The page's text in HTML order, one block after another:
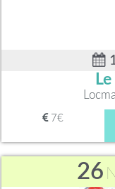
7€
26